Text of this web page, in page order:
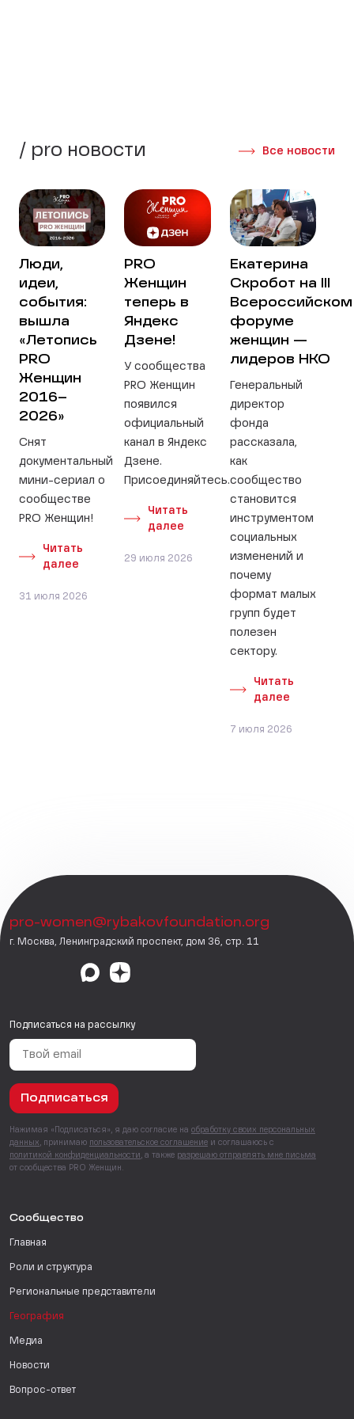
/ pro новости Все новости
Люди,
идеи,
события:
вышла
«Летопись
PRO
Женщин
2016–
2026»
Снят
документальный
мини-сериал о
сообществе
PRO Женщин!
Читать
далее
31 июля 2026
PRO
Женщин
теперь в
Яндекс
Дзене!
У сообщества
PRO Женщин
появился
официальный
канал в Яндекс
Дзене.
Присоединяйтесь.
Читать
далее
29 июля 2026
Екатерина
Скробот на III
Всероссийском
форуме
женщин —
лидеров НКО
Генеральный
директор
фонда
рассказала,
как
сообщество
становится
инструментом
социальных
изменений и
почему
формат малых
групп будет
полезен
сектору.
Читать
далее
7 июля 2026
pro-women@rybakovfoundation.org
г. Москва, Ленинградский проспект, дом 36, стр. 11
Подписаться на рассылку
Подписаться
Нажимая «Подписаться», я даю согласие на обработку своих персональных
данных , принимаю пользовательское соглашение и соглашаюсь с
политикой конфиденциальности , а также разрешаю отправлять мне письма
от сообщества PRO Женщин.
Сообщество
Главная
Роли и структура
Региональные представители
География
Медиа
Новости
Вопрос-ответ